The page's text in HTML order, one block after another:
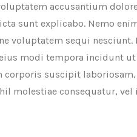
accusantium
sunt explicabo. Nemo
voluptatem sequi
modi tempora incidunt
suscipit
molestiae consequatur,